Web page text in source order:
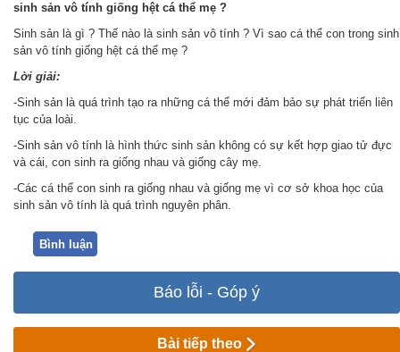
sinh sản vô tính giống hệt cá thể mẹ ?
Sinh sản là gì ? Thế nào là sinh sản vô tính ? Vì sao cá thể con trong sinh
sản vô tính giống hệt cá thể mẹ ?
Lời giải:
-Sinh sản là quá trình tạo ra những cá thể mới đảm bảo sự phát triển liên
tục của loài.
-Sinh sản vô tính là hình thức sinh sản không có sự kết hợp giao tử đực
và cái, con sinh ra giống nhau và giống cây mẹ.
-Các cá thể con sinh ra giống nhau và giống mẹ vì cơ sở khoa học của
sinh sản vô tính là quá trình nguyên phân.
Bình luận
Báo lỗi - Góp ý
Bài tiếp theo